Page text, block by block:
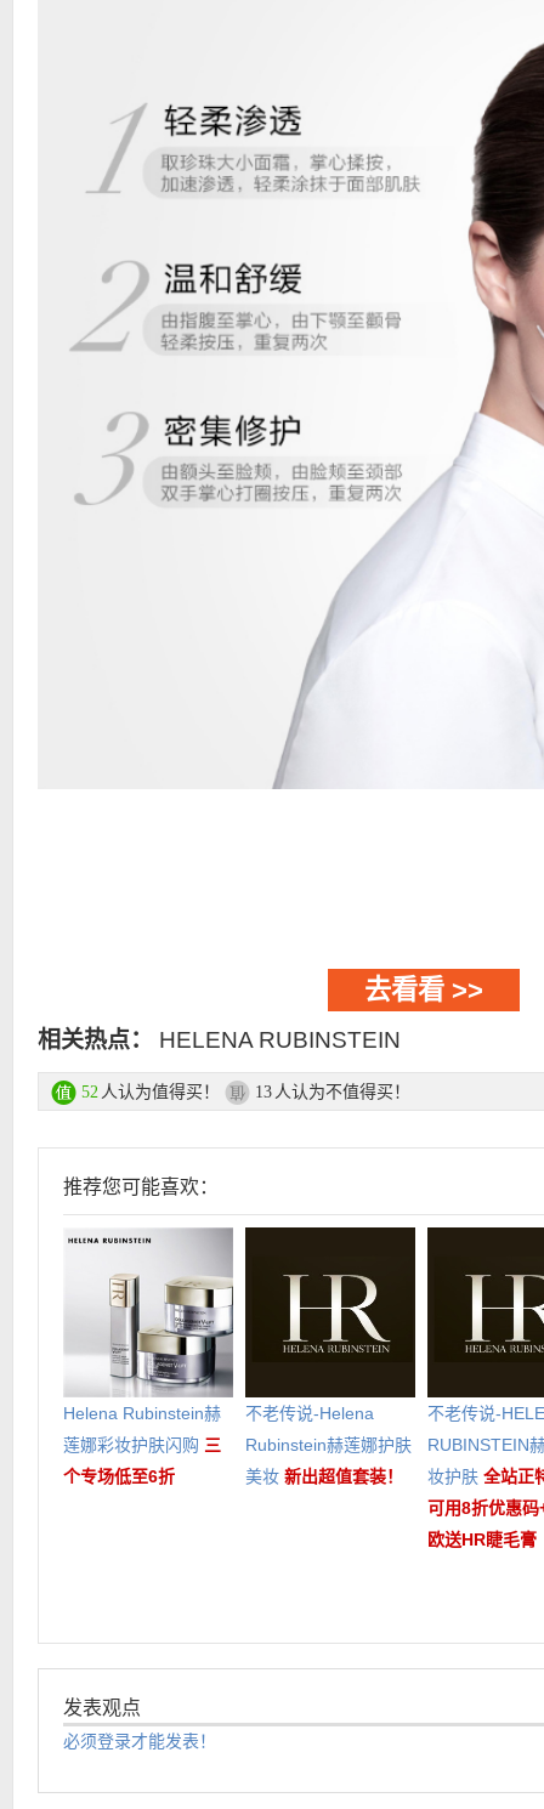
去看看 >>
相关热点： HELENA RUBINSTEIN
52 人认为值得买！ 13 人认为不值得买！
推荐您可能喜欢：
Helena Rubinstein赫
莲娜彩妆护肤闪购 三
个专场低至6折
不老传说-Helena
Rubinstein赫莲娜护肤
美妆 新出超值套装！
不老传说-
RUBINSTEIN
妆护肤 全站正
可用8折优惠码
欧送HR睫毛膏
发表观点
必须登录才能发表！